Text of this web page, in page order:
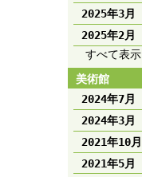
2025年3月
2025年2月
すべて表示
美術館
2024年7月
2024年3月
2021年10月
2021年5月